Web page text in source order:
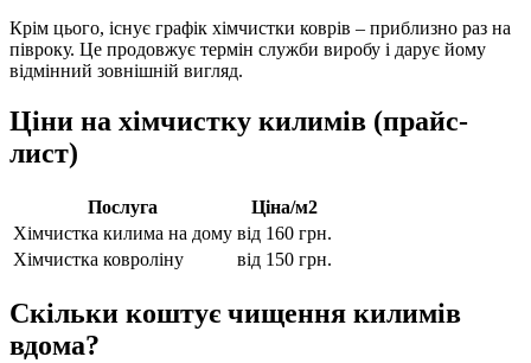
Крім цього, існує графік хімчистки коврів – приблизно раз на
півроку. Це продовжує термін служби виробу і дарує йому
відмінний зовнішній вигляд.
Ціни на хімчистку килимів (прайс-
лист)
Послуга
Ціна/м2
Хімчистка килима на дому від 160 грн.
Хімчистка ковроліну
від 150 грн.
Скільки коштує чищення килимів
вдома?